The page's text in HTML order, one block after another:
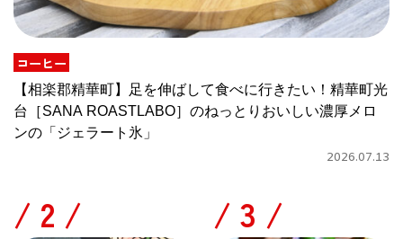
コーヒー
【相楽郡精華町】足を伸ばして食べに行きたい！精華町光
台［SANA ROASTLABO］のねっとりおいしい濃厚メロ
ンの「ジェラート氷」
2026.07.13
/ /